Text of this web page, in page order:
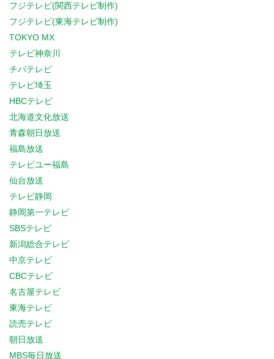
フジテレビ(関西テレビ制作)
フジテレビ(東海テレビ制作)
TOKYO MX
テレビ神奈川
チバテレビ
テレビ埼玉
HBCテレビ
北海道文化放送
青森朝日放送
福島放送
テレビユー福島
仙台放送
テレビ静岡
静岡第一テレビ
SBSテレビ
新潟総合テレビ
中京テレビ
CBCテレビ
名古屋テレビ
東海テレビ
読売テレビ
朝日放送
MBS毎日放送